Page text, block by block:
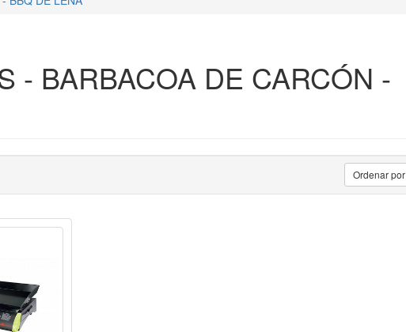
- BARBACOA DE CARCÓN -
Ordenar por